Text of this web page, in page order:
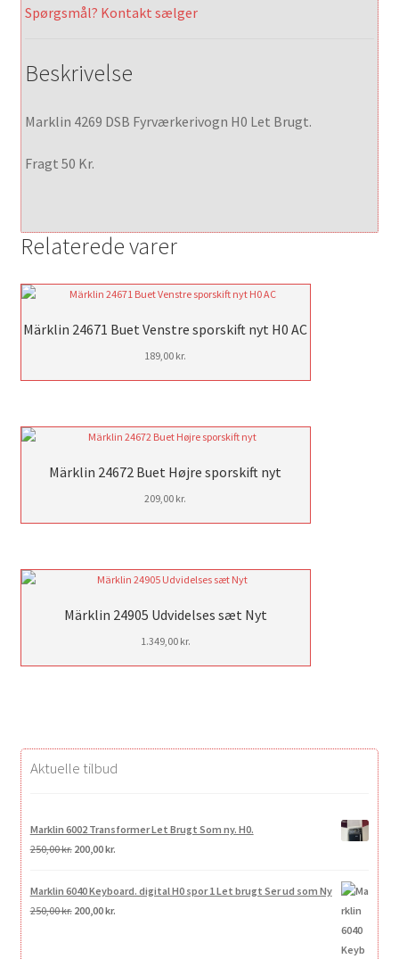
Spørgsmål? Kontakt sælger
Beskrivelse
Marklin 4269 DSB Fyrværkerivogn H0 Let Brugt.
Fragt 50 Kr.
Relaterede varer
Märklin 24671 Buet Venstre sporskift nyt H0 AC
189,00 kr.
Märklin 24672 Buet Højre sporskift nyt
209,00 kr.
Märklin 24905 Udvidelses sæt Nyt
1.349,00 kr.
Aktuelle tilbud
Marklin 6002 Transformer Let Brugt Som ny. H0.
250,00kr. Den
pris
var:
200,00kr.Den
pris
er:
Marklin 6040 Keyboard. digital H0 spor 1 Let brugt Ser ud som Ny
250,00kr. Den
200,00kr.Den